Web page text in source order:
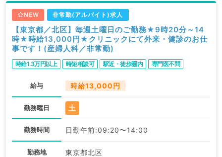
NEW 非常勤(アルバイト)求人
【東京都／北区】毎週土曜日のご勤務★9時20分～14
時★時給13,000円★クリニックにて外来・健診のお仕
事です！(産婦人科／非常勤)
時給1.3万円以上 時短相談可 駅近・徒歩圏内 専門医不問
給与 時給13,000円
勤務曜日 土
勤務時間 日勤午前:09:20〜14:00
勤務地 東京都北区